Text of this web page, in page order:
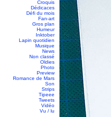
Croquis
Dédicaces
Défi du mois
Fan-art
Gros plan
Humeur
Inktober
Lapin quotidien
Musique
News
Non classé
Oldies
Photo
Preview
Romance de Mars
Son
Strips
Tipeee
Tweets
Vidéo
Vu / lu